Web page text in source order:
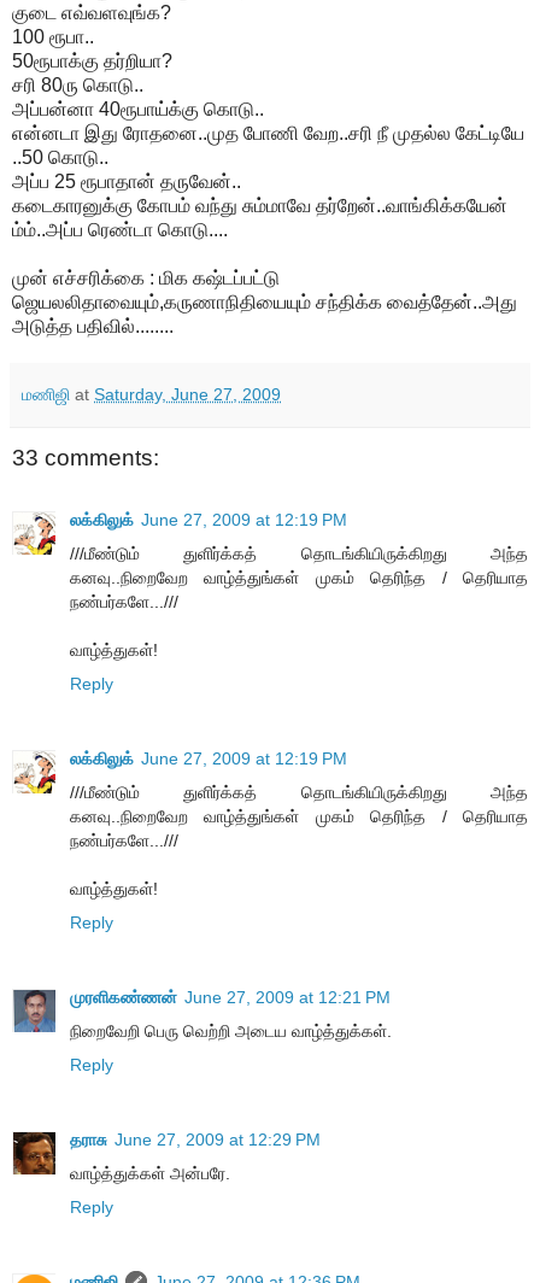
குடை எவ்வளவுங்க?
100 ரூபா..
50ரூபாக்கு தர்றியா?
சரி 80ரு கொடு..
அப்பன்னா 40ரூபாய்க்கு கொடு..
என்னடா இது ரோதனை..முத போணி வேற..சரி நீ முதல்ல கேட்டியே
..50 கொடு..
அப்ப 25 ரூபாதான் தருவேன்..
கடைகாரனுக்கு கோபம் வந்து சும்மாவே தர்றேன்..வாங்கிக்கயேன்
ம்ம்..அப்ப ரெண்டா கொடு....
முன் எச்சரிக்கை : மிக கஷ்டப்பட்டு
ஜெயலலிதாவையும்,கருணாநிதியையும் சந்திக்க வைத்தேன்..அது
அடுத்த பதிவில்........
மணிஜி at Saturday, June 27, 2009
33 comments:
லக்கிலுக் June 27, 2009 at 12:19 PM
///மீண்டும் துளிர்க்கத் தொடங்கியிருக்கிறது அந்த
கனவு..நிறைவேற வாழ்த்துங்கள் முகம் தெரிந்த / தெரியாத
நண்பர்களே...///
வாழ்த்துகள்!
Reply
லக்கிலுக் June 27, 2009 at 12:19 PM
///மீண்டும் துளிர்க்கத் தொடங்கியிருக்கிறது அந்த
கனவு..நிறைவேற வாழ்த்துங்கள் முகம் தெரிந்த / தெரியாத
நண்பர்களே...///
வாழ்த்துகள்!
Reply
முரளிகண்ணன் June 27, 2009 at 12:21 PM
நிறைவேறி பெரு வெற்றி அடைய வாழ்த்துக்கள்.
Reply
தராசு June 27, 2009 at 12:29 PM
வாழ்த்துக்கள் அன்பரே.
Reply